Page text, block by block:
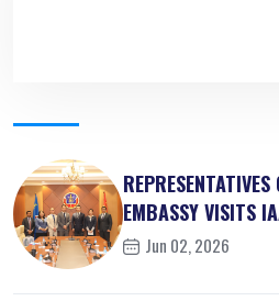
EMBASSY VISITS
Jun 02, 2026